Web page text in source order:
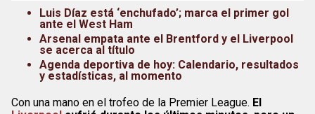
Luis Díaz está ‘enchufado’; marca el primer gol
ante el West Ham
Arsenal empata ante el Brentford y el Liverpool
se acerca al título
Agenda deportiva de hoy: Calendario, resultados
y estadísticas, al momento
Con una mano en el trofeo de la Premier League. El